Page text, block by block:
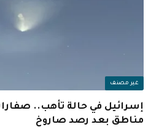
غير مصنف
إسرائيل في حالة تأهب..
مناطق بعد رصد صاروخ